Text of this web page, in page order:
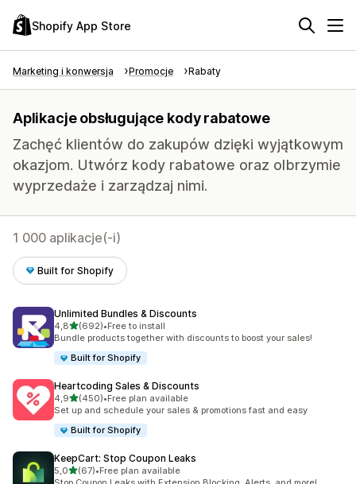
Shopify App Store
Marketing i konwersja Promocje Rabaty
Aplikacje obsługujące kody rabatowe
Zachęć klientów do zakupów dzięki wyjątkowym
okazjom. Utwórz kody rabatowe oraz olbrzymie
wyprzedaże i zarządzaj nimi.
1 000 aplikacje(-i)
Built for Shopify
Unlimited Bundles & Discounts
4,8na 5 gwiazdek
(692)
Łączna liczba recenzji: 692
•Free to install
Bundle products together with discounts to boost your sales!
Built for Shopify
Heartcoding Sales & Discounts
4,9na 5 gwiazdek
(450)
Łączna liczba recenzji: 450
•Free plan available
Set up and schedule your sales & promotions fast and easy
Built for Shopify
KeepCart: Stop Coupon Leaks
5,0na 5 gwiazdek
(67)
Łączna liczba recenzji: 67
•Free plan available